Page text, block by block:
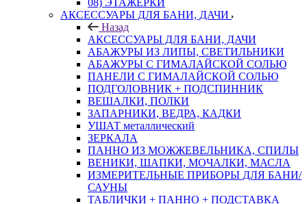
08) ЭТАЖЕРКИ
АКСЕССУАРЫ ДЛЯ БАНИ, ДАЧИ
Назад
АКСЕССУАРЫ ДЛЯ БАНИ, ДАЧИ
АБАЖУРЫ ИЗ ЛИПЫ, СВЕТИЛЬНИКИ
АБАЖУРЫ С ГИМАЛАЙСКОЙ СОЛЬЮ
ПАНЕЛИ С ГИМАЛАЙСКОЙ СОЛЬЮ
ПОДГОЛОВНИК + ПОДСПИННИК
ВЕШАЛКИ, ПОЛКИ
ЗАПАРНИКИ, ВЕДРА, КАДКИ
УШАТ металлический
ЗЕРКАЛА
ПАННО ИЗ МОЖЖЕВЕЛЬНИКА, СПИЛЫ
ВЕНИКИ, ШАПКИ, МОЧАЛКИ, МАСЛА
ИЗМЕРИТЕЛЬНЫЕ ПРИБОРЫ ДЛЯ БАНИ/
САУНЫ
ТАБЛИЧКИ + ПАННО + ПОДСТАВКА